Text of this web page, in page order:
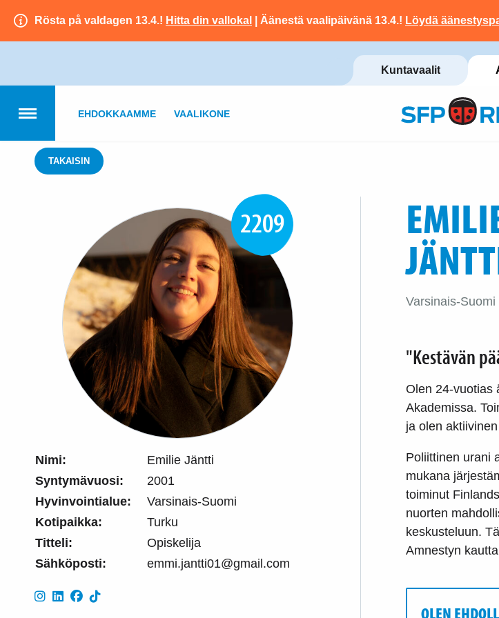
Rösta på valdagen 13.4.! Hitta din vallokal | Äänestä vaalipäivänä 13.4.! Löydä
Kuntavaalit
EHDOKKAAMME VAALIKONE
TAKAISIN
2209
Nimi:
Emilie Jäntti
Syntymävuosi:
2001
Hyvinvointialue:
Varsinais-Suomi
Kotipaikka:
Turku
Titteli:
Opiskelija
Sähköposti:
emmi.jantti01@gmail.com
Varsinais-Suomi
"Kestävän
Olen 24-vuotias
Akademissa.
ja olen
Poliittinen urani
mukana
toiminut
nuorten
keskusteluun.
Amnestyn
OLEN